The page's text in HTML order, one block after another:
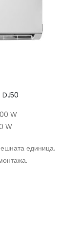
W
W
единица.